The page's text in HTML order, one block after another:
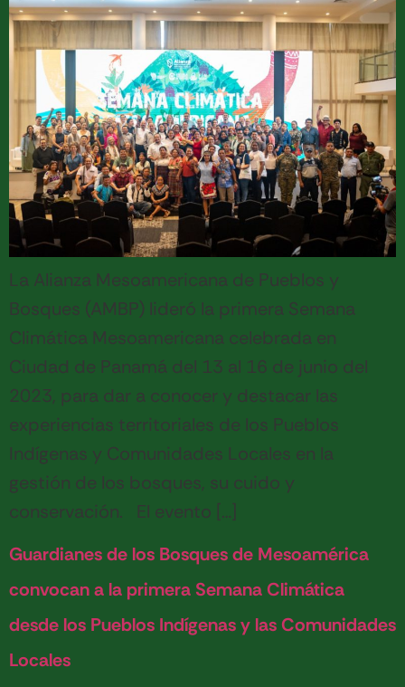
La Alianza Mesoamericana de Pueblos y
Bosques (AMBP) lideró la primera Semana
Climática Mesoamericana celebrada en
Ciudad de Panamá del 13 al 16 de junio del
2023, para dar a conocer y destacar las
experiencias territoriales de los Pueblos
Indígenas y Comunidades Locales en la
gestión de los bosques, su cuido y
conservación. El evento […]
Guardianes de los Bosques de Mesoamérica
convocan a la primera Semana Climática
desde los Pueblos Indígenas y las Comunidades
Locales